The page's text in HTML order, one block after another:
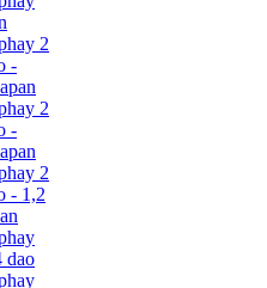
2
-
2
-
2
- 1,2
dao